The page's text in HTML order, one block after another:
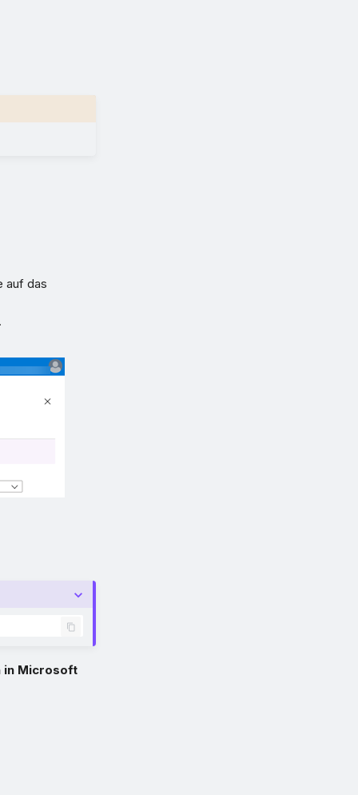
auf das
in Microsoft